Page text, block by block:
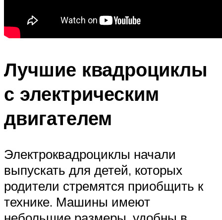
Лучшие квадроциклы
с электрическим
двигателем
Электроквадроциклы начали
выпускать для детей, которых
родители стремятся приобщить к
технике. Машины имеют